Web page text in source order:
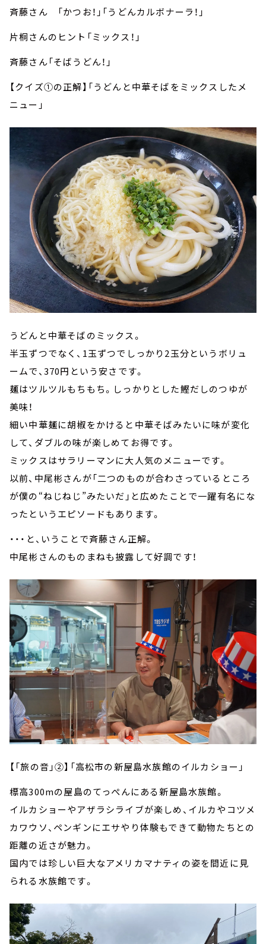
斉藤さん 「かつお！」「うどんカルボナーラ！」
片桐さんのヒント「ミックス！」
斉藤さん「そばうどん！」
【クイズ①の正解】「うどんと中華そばをミックスしたメ
ニュー」
うどんと中華そばのミックス。
半玉ずつでなく、1玉ずつでしっかり2玉分というボリュ
ームで、370円という安さです。
麺はツルツルもちもち。しっかりとした鰹だしのつゆが
美味！
細い中華麺に胡椒をかけると中華そばみたいに味が変化
して、ダブルの味が楽しめてお得です。
ミックスはサラリーマンに大人気のメニューです。
以前、中尾彬さんが「二つのものが合わさっているところ
が僕の“ねじねじ”みたいだ」と広めたことで一躍有名にな
ったというエピソードもあります。
・・・と、いうことで斉藤さん正解。
中尾彬さんのものまねも披露して好調です！
【「旅の音」②】「高松市の新屋島水族館のイルカショー」
標高300mの屋島のてっぺんにある新屋島水族館。
イルカショーやアザラシライブが楽しめ、イルカやコツメ
カワウソ、ペンギンにエサやり体験もできて動物たちとの
距離の近さが魅力。
国内では珍しい巨大なアメリカマナティの姿を間近に見
られる水族館です。